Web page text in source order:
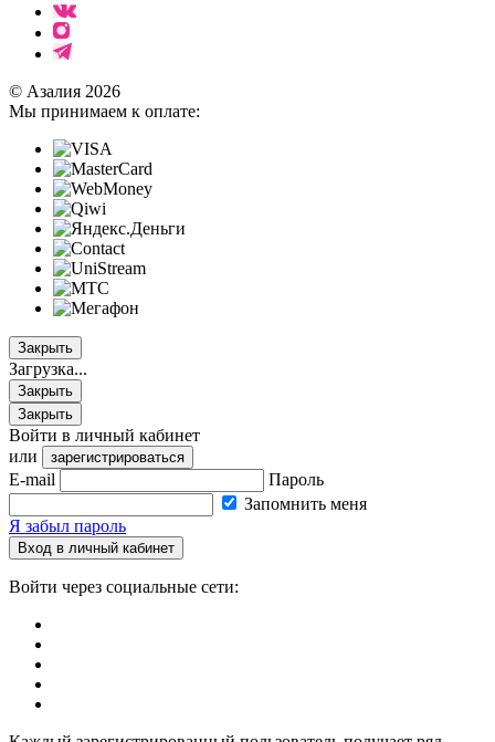
© Азалия 2026
Мы принимаем к оплате:
Закрыть
Загрузка...
Закрыть
Закрыть
Войти в личный кабинет
или
зарегистрироваться
E-mail
Пароль
Запомнить меня
Я забыл пароль
Вход в личный кабинет
Войти через социальные сети: